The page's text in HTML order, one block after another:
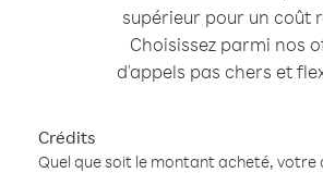
supérieur pour un coût
Choisissez parmi nos
d'appels pas chers et
Crédits
Quel que soit le montant acheté, votre